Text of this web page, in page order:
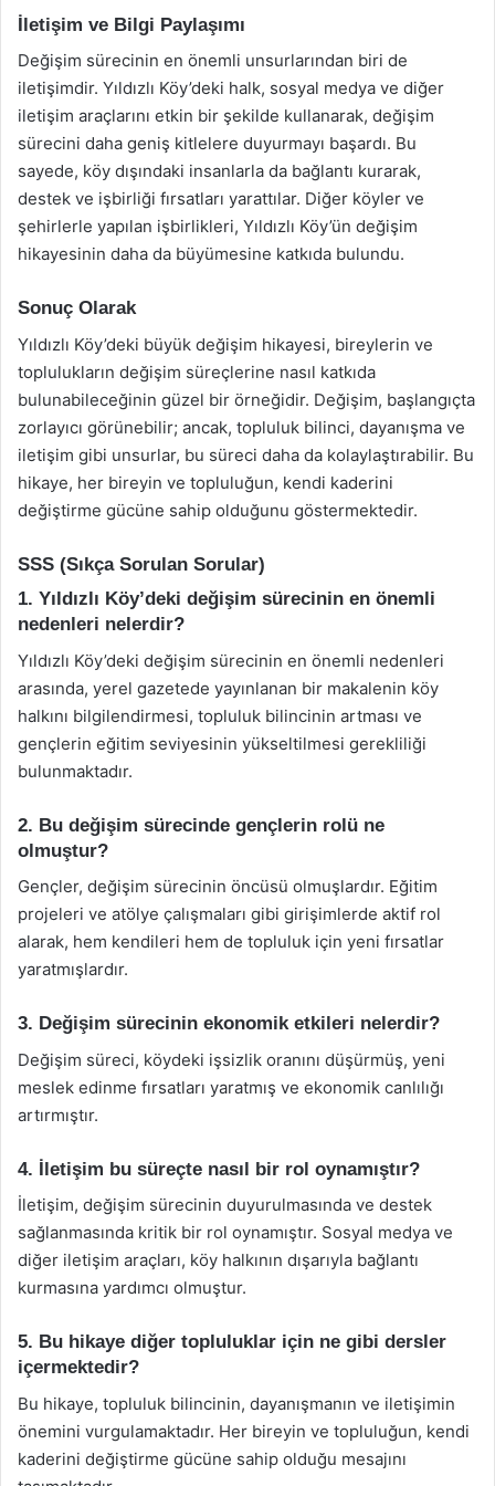
İletişim ve Bilgi Paylaşımı
Değişim sürecinin en önemli unsurlarından biri de
iletişimdir. Yıldızlı Köy’deki halk, sosyal medya ve diğer
iletişim araçlarını etkin bir şekilde kullanarak, değişim
sürecini daha geniş kitlelere duyurmayı başardı. Bu
sayede, köy dışındaki insanlarla da bağlantı kurarak,
destek ve işbirliği fırsatları yarattılar. Diğer köyler ve
şehirlerle yapılan işbirlikleri, Yıldızlı Köy’ün değişim
hikayesinin daha da büyümesine katkıda bulundu.
Sonuç Olarak
Yıldızlı Köy’deki büyük değişim hikayesi, bireylerin ve
toplulukların değişim süreçlerine nasıl katkıda
bulunabileceğinin güzel bir örneğidir. Değişim, başlangıçta
zorlayıcı görünebilir; ancak, topluluk bilinci, dayanışma ve
iletişim gibi unsurlar, bu süreci daha da kolaylaştırabilir. Bu
hikaye, her bireyin ve topluluğun, kendi kaderini
değiştirme gücüne sahip olduğunu göstermektedir.
SSS (Sıkça Sorulan Sorular)
1. Yıldızlı Köy’deki değişim sürecinin en önemli
nedenleri nelerdir?
Yıldızlı Köy’deki değişim sürecinin en önemli nedenleri
arasında, yerel gazetede yayınlanan bir makalenin köy
halkını bilgilendirmesi, topluluk bilincinin artması ve
gençlerin eğitim seviyesinin yükseltilmesi gerekliliği
bulunmaktadır.
2. Bu değişim sürecinde gençlerin rolü ne
olmuştur?
Gençler, değişim sürecinin öncüsü olmuşlardır. Eğitim
projeleri ve atölye çalışmaları gibi girişimlerde aktif rol
alarak, hem kendileri hem de topluluk için yeni fırsatlar
yaratmışlardır.
3. Değişim sürecinin ekonomik etkileri nelerdir?
Değişim süreci, köydeki işsizlik oranını düşürmüş, yeni
meslek edinme fırsatları yaratmış ve ekonomik canlılığı
artırmıştır.
4. İletişim bu süreçte nasıl bir rol oynamıştır?
İletişim, değişim sürecinin duyurulmasında ve destek
sağlanmasında kritik bir rol oynamıştır. Sosyal medya ve
diğer iletişim araçları, köy halkının dışarıyla bağlantı
kurmasına yardımcı olmuştur.
5. Bu hikaye diğer topluluklar için ne gibi dersler
içermektedir?
Bu hikaye, topluluk bilincinin, dayanışmanın ve iletişimin
önemini vurgulamaktadır. Her bireyin ve topluluğun, kendi
kaderini değiştirme gücüne sahip olduğu mesajını